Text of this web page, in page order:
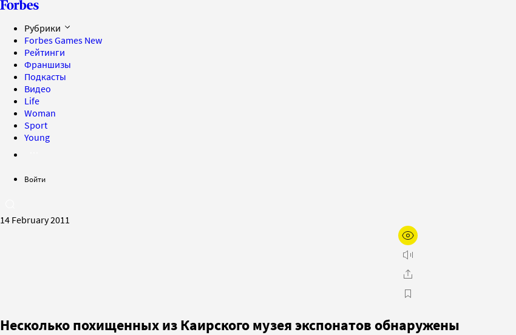
Рубрики
Forbes Games New
Рейтинги
Франшизы
Подкасты
Видео
Life
Woman
Sport
Young
Войти
14 February 2011
Несколько похищенных из Каирского музея экспонатов обнаружены